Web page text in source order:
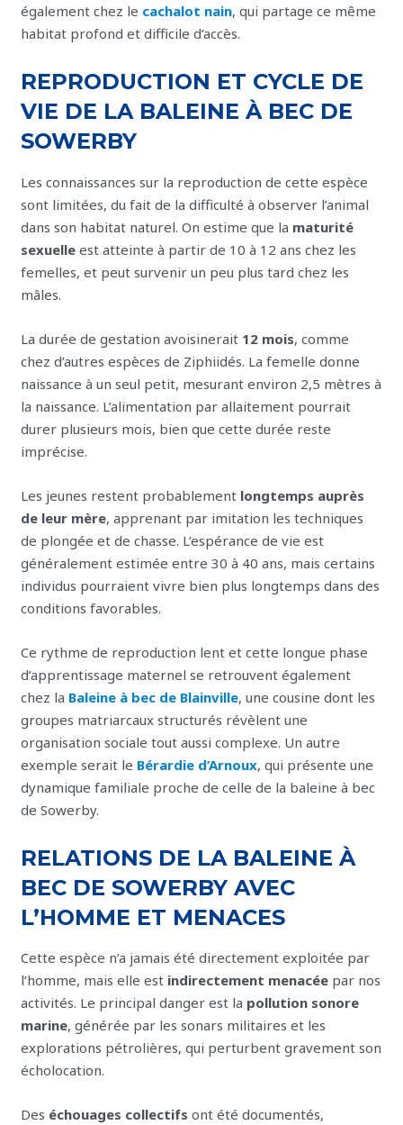
également chez le cachalot nain, qui partage ce même
habitat profond et difficile d’accès.
REPRODUCTION ET CYCLE DE
VIE DE LA BALEINE À BEC DE
SOWERBY
Les connaissances sur la reproduction de cette espèce
sont limitées, du fait de la difficulté à observer l’animal
dans son habitat naturel. On estime que la maturité
sexuelle est atteinte à partir de 10 à 12 ans chez les
femelles, et peut survenir un peu plus tard chez les
mâles.
La durée de gestation avoisinerait 12 mois, comme
chez d’autres espèces de Ziphiidés. La femelle donne
naissance à un seul petit, mesurant environ 2,5 mètres à
la naissance. L’alimentation par allaitement pourrait
durer plusieurs mois, bien que cette durée reste
imprécise.
Les jeunes restent probablement longtemps auprès
de leur mère, apprenant par imitation les techniques
de plongée et de chasse. L’espérance de vie est
généralement estimée entre 30 à 40 ans, mais certains
individus pourraient vivre bien plus longtemps dans des
conditions favorables.
Ce rythme de reproduction lent et cette longue phase
d’apprentissage maternel se retrouvent également
chez la Baleine à bec de Blainville, une cousine dont les
groupes matriarcaux structurés révèlent une
organisation sociale tout aussi complexe. Un autre
exemple serait le Bérardie d’Arnoux, qui présente une
dynamique familiale proche de celle de la baleine à bec
de Sowerby.
RELATIONS DE LA BALEINE À
BEC DE SOWERBY AVEC
L’HOMME ET MENACES
Cette espèce n’a jamais été directement exploitée par
l’homme, mais elle est indirectement menacée par nos
activités. Le principal danger est la pollution sonore
marine, générée par les sonars militaires et les
explorations pétrolières, qui perturbent gravement son
écholocation.
Des échouages collectifs ont été documentés,